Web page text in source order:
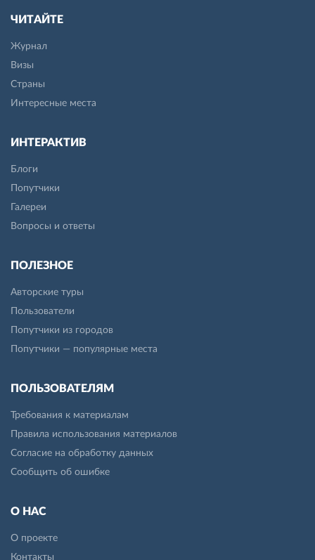
ЧИТАЙТЕ
Журнал
Визы
Страны
Интересные места
ИНТЕРАКТИВ
Блоги
Попутчики
Галереи
Вопросы и ответы
ПОЛЕЗНОЕ
Авторские туры
Пользователи
Попутчики из городов
Попутчики — популярные места
ПОЛЬЗОВАТЕЛЯМ
Требования к материалам
Правила использования материалов
Согласие на обработку данных
Сообщить об ошибке
О НАС
О проекте
Контакты